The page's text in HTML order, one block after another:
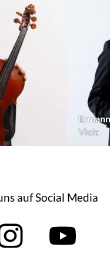
Viola
auf Social Media